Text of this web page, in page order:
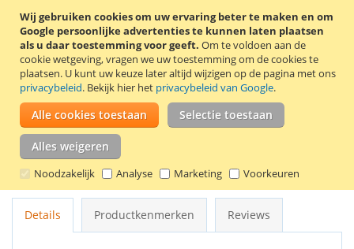
Wij gebruiken cookies om uw ervaring beter te maken en om
Google persoonlijke advertenties te kunnen laten plaatsen
als u daar toestemming voor geeft. Om te voldoen aan de
cookie wetgeving, vragen we uw toestemming om de cookies te
plaatsen. U kunt uw keuze later altijd wijzigen op de pagina met ons
privacybeleid. Bekijk hier het privacybeleid van Google.
Alle cookies toestaan Selectie toestaan
Alles weigeren
Noodzakelijk Analyse Marketing Voorkeuren
VOEG TOE AAN VERLANGLIJST
TOEVOEGEN OM TE VERGELIJKEN
Zelfklevende, mat witte etiketten op A4 vellen. Afmetingen:
105 x 36 mm. 16 Etiketten per vel. Verpakt per 100 vel (1600
etiketten). Het papiergewicht van de etiketten is 68 g/m² en
van het achtervel 55 g/m².
Details Productkenmerken Reviews